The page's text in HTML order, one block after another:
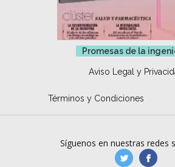
Promesas de la
Aviso Legal y
Términos y Condiciones
Síguenos en nuestras redes